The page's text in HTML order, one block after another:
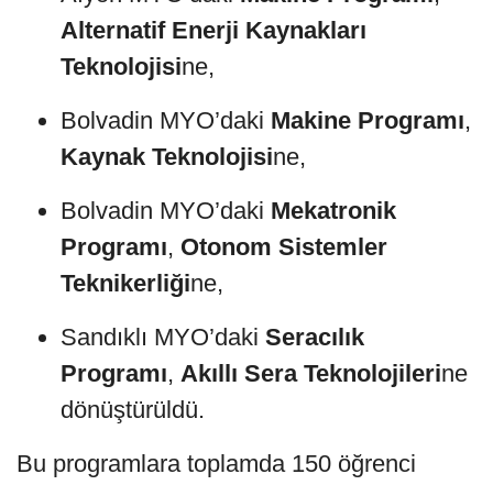
Alternatif Enerji Kaynakları
Teknolojisine,
Bolvadin MYO’daki Makine Programı,
Kaynak Teknolojisine,
Bolvadin MYO’daki Mekatronik
Programı, Otonom Sistemler
Teknikerliğine,
Sandıklı MYO’daki Seracılık
Programı, Akıllı Sera Teknolojilerine
dönüştürüldü.
Bu programlara toplamda 150 öğrenci